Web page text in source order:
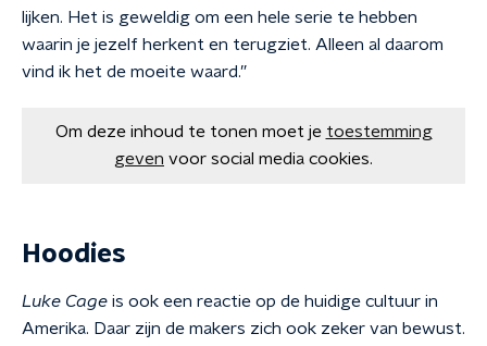
lijken. Het is geweldig om een hele serie te hebben
waarin je jezelf herkent en terugziet. Alleen al daarom
vind ik het de moeite waard.”
Om deze inhoud te tonen moet je toestemming
geven voor social media cookies.
Hoodies
Luke Cage is ook een reactie op de huidige cultuur in
Amerika. Daar zijn de makers zich ook zeker van bewust.